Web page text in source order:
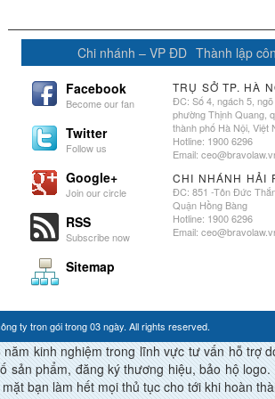
Chi nhánh – VP ĐD Thành lập
Facebook
Become our fan
Twitter
Follow us
Google+
Join our circle
RSS
Subscribe now
Sitemap
TRỤ SỞ TP. HÀ
ĐC: Số 4, ngách 5,
phường Thịnh Quang,
thành phố Hà Nội, Việt
Hotline: 1900 6296
Email:
CHI NHÁNH HẢI
ĐC: 851 -Tôn Đức
Quận Hồng Bàng
Hotline: 1900 6296
Email:
ty tron gói trong 03 ngày. All rights reserved.
năm kinh nghiệm trong lĩnh vực tư vấn hỗ
sản phẩm, đăng ký thương hiệu, bảo hộ
bạn làm hết mọi thủ tục cho tới khi hoàn